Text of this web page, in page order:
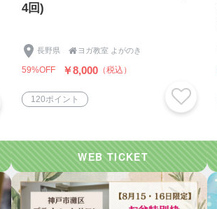
4回)
長野県  ヨガ教室 よがのき
59%OFF ￥8,000 （税込）
120ポイント